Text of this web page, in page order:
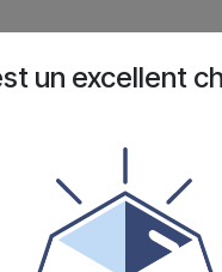
un excellent